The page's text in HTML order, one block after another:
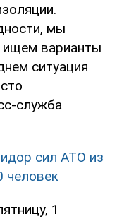
мы
ищем варианты
ситуация
служба
сил АТО из
человек
1